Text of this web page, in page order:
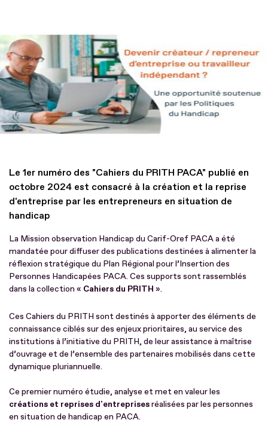
Le 1er numéro des "Cahiers du PRITH PACA" publié en
octobre 2024 est consacré à la création et la reprise
d'entreprise par les entrepreneurs en situation de
handicap
La Mission observation Handicap du Carif-Oref PACA a été
mandatée pour diffuser des publications destinées à alimenter la
réflexion stratégique du Plan Régional pour l’Insertion des
Personnes Handicapées PACA. Ces supports sont rassemblés
dans la collection « Cahiers du PRITH ».
Ces Cahiers du PRITH sont destinés à apporter des éléments de
connaissance ciblés sur des enjeux prioritaires, au service des
institutions à l’initiative du PRITH, de leur assistance à maîtrise
d’ouvrage et de l’ensemble des partenaires mobilisés dans cette
dynamique pluriannuelle.
Ce premier numéro étudie, analyse et met en valeur les
créations et reprises d'entreprisesréalisées par les personnes
en situation de handicap en PACA.